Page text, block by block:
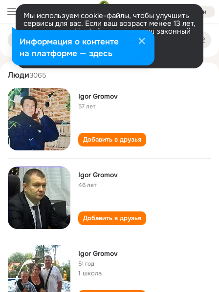
Войти
Мы используем cookie-файлы, чтобы улучшить
сервисы для вас. Если ваш возраст менее 13 лет,
настроить cookie-файлы должен ваш законный
представитель. Больше информации
Разрешить все Настроить
Поиск
людям
igor gromov
Люди3065
Igor Gromov
57 лет
Добавить в друзья
Igor Gromov
46 лет
Добавить в друзья
Igor Gromov
51 год
1 школа
Информация о контенте
на платформе — здесь